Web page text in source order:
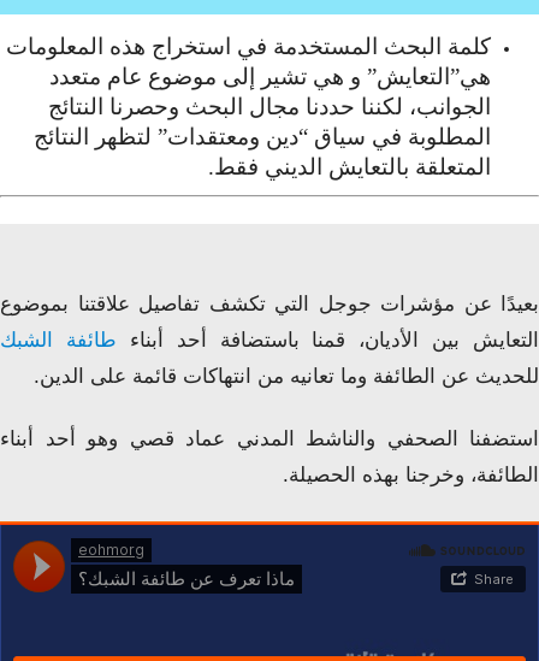
كلمة البحث المستخدمة في استخراج هذه المعلومات
هي”التعايش” و هي تشير إلى موضوع عام متعدد
الجوانب، لكننا حددنا مجال البحث وحصرنا النتائج
المطلوبة في سياق “دين ومعتقدات” لتظهر النتائج
المتعلقة بالتعايش الديني فقط.
بعيدًا عن مؤشرات جوجل التي تكشف تفاصيل علاقتنا بموضوع
التعايش بين الأديان، قمنا باستضافة أحد أبناء طائفة الشبك
للحديث عن الطائفة وما تعانيه من انتهاكات قائمة على الدين.
استضفنا الصحفي والناشط المدني عماد قصي وهو أحد أبناء
الطائفة، وخرجنا بهذه الحصيلة.